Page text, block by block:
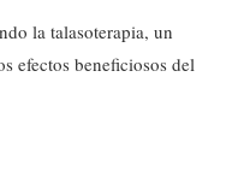
la talasoterapia, un
efectos beneficiosos del